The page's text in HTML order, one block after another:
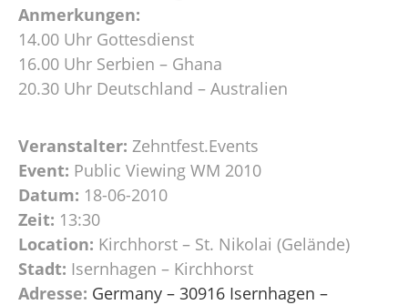
Anmerkungen:
14.00 Uhr Gottesdienst
16.00 Uhr Serbien – Ghana
20.30 Uhr Deutschland – Australien
Veranstalter: Zehntfest.Events
Event: Public Viewing WM 2010
Datum: 18-06-2010
Zeit: 13:30
Location: Kirchhorst – St. Nikolai (Gelände)
Stadt: Isernhagen – Kirchhorst
Adresse: Germany – 30916 Isernhagen –